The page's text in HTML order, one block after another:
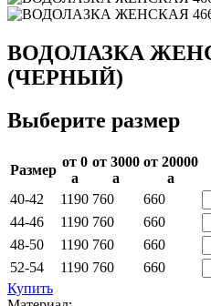
ВОДОЛАЗКА
(ЧЕРНЫЙ)
Выберите размер
Раз­мер
от 0­
a
от 3000­
a
от 20000­
a
40-42
1190 760
660
44-46
1190 760
660
48-50
1190 760
660
52-54
1190 760
660
Купить